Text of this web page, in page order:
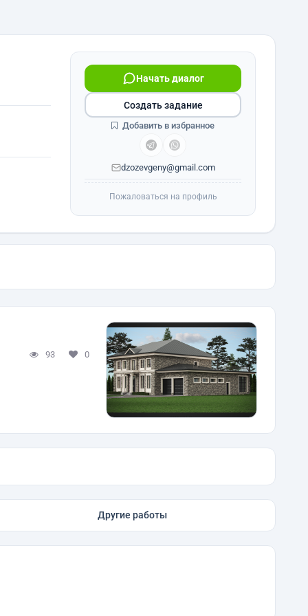
Начать диалог
dzozevgeny@gmail.com
Создать задание
Добавить в избранное
Пожаловаться на профиль
93 0
Другие работы